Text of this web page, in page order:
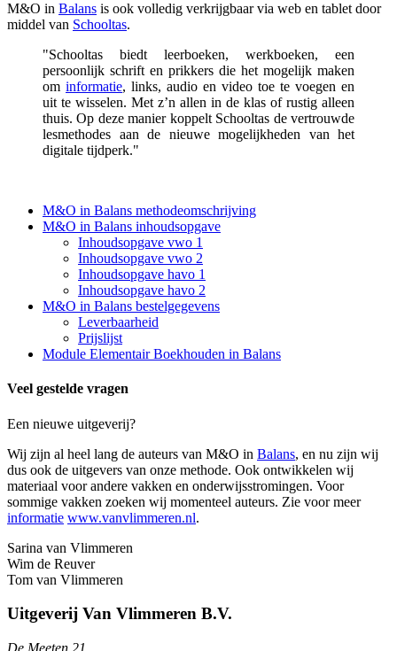
M&O in Balans is ook volledig verkrijgbaar via web en tablet door
middel van Schooltas.
"Schooltas biedt leerboeken, werkboeken, een
persoonlijk schrift en prikkers die het mogelijk maken
om informatie, links, audio en video toe te voegen en
uit te wisselen. Met z’n allen in de klas of rustig alleen
thuis. Op deze manier koppelt Schooltas de vertrouwde
lesmethodes aan de nieuwe mogelijkheden van het
digitale tijdperk."
M&O in Balans methodeomschrijving
M&O in Balans inhoudsopgave
Inhoudsopgave vwo 1
Inhoudsopgave vwo 2
Inhoudsopgave havo 1
Inhoudsopgave havo 2
M&O in Balans bestelgegevens
Leverbaarheid
Prijslijst
Module Elementair Boekhouden in Balans
Veel gestelde vragen
Een nieuwe uitgeverij?
Wij zijn al heel lang de auteurs van M&O in Balans, en nu zijn wij
dus ook de uitgevers van onze methode. Ook ontwikkelen wij
materiaal voor andere vakken en onderwijsstromingen. Voor
sommige vakken zoeken wij momenteel auteurs. Zie voor meer
informatie www.vanvlimmeren.nl.
Sarina van Vlimmeren
Wim de Reuver
Tom van Vlimmeren
Uitgeverij Van Vlimmeren B.V.
De Meeten 21